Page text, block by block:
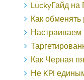
LuckyГайд на Гардемакс
Как обменять
Настраиваем аудиторный
Таргетированная реклама в
Как Черная пятница во
Не KPI едиными: